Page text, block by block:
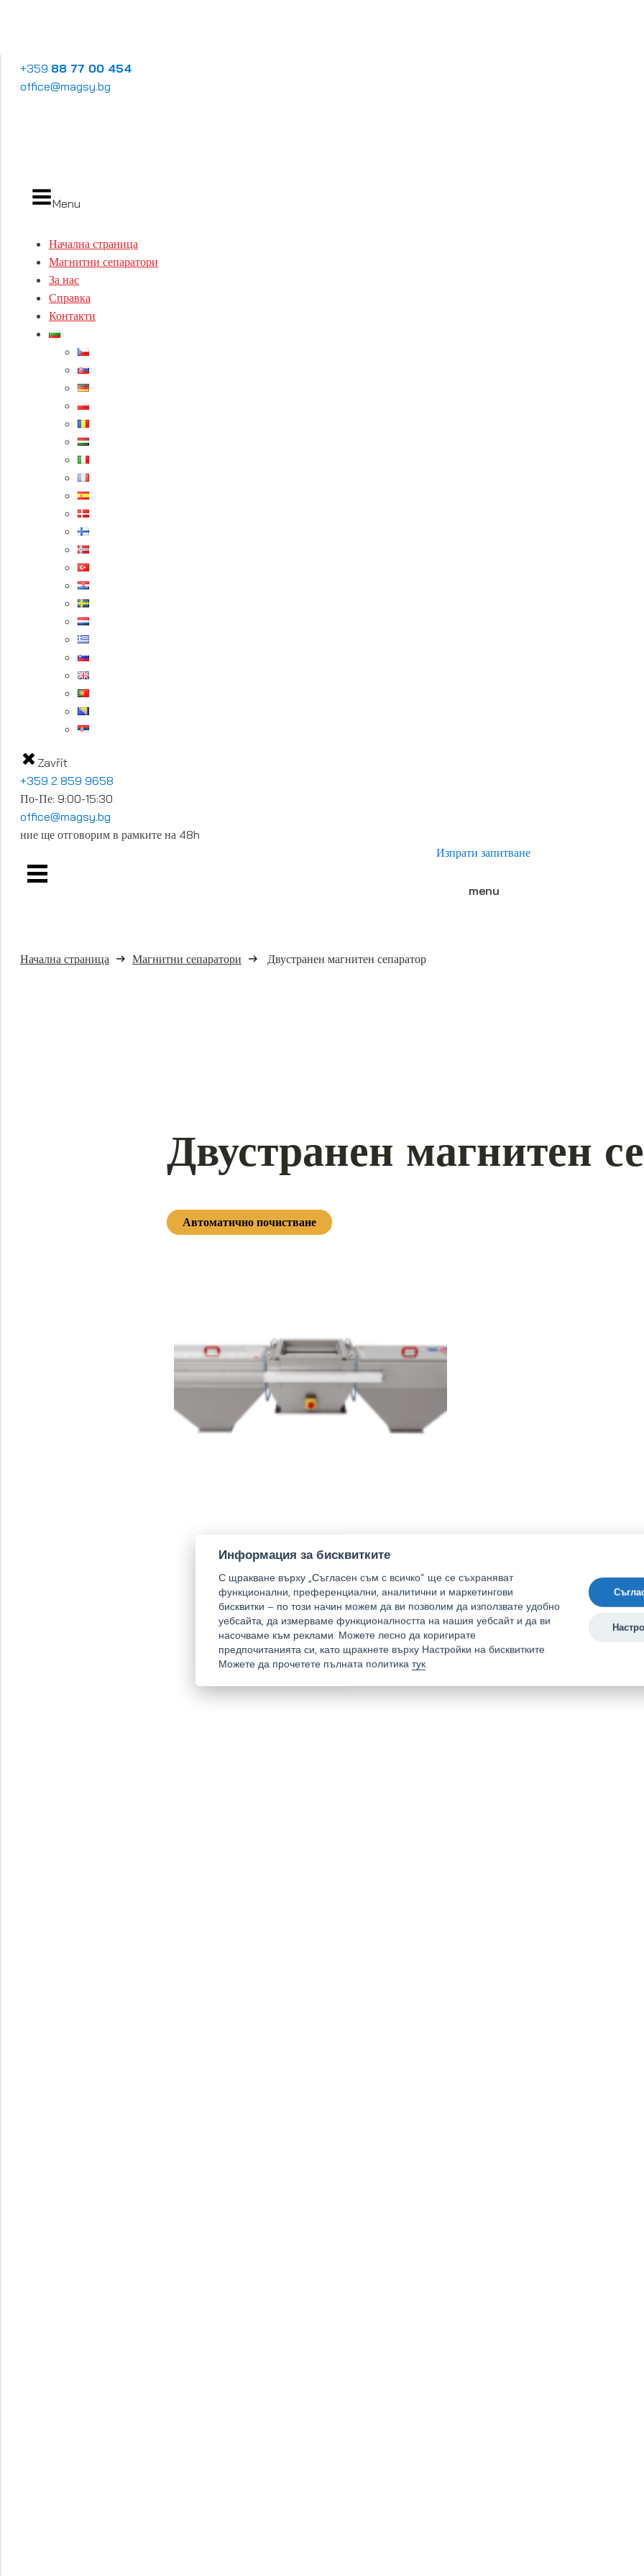
+359 88 77 00 454
office@magsy.bg
Menu
Начална страница
Магнитни сепаратори
За нас
Справка
Контакти
Zavřít
+359 2 859 9658
По-Пе: 9:00-15:30
office@magsy.bg
ние ще отговорим в рамките на 48h
Изпрати запитване
menu
Начална страница Магнитни сепаратори Двустранен магнитен сепаратор
Двустранен магнитен
Автоматично почистване
Информация за бисквитките
С щракване върху „Съгласен съм с всичко“ ще се съхраняват
функционални, преференциални, аналитични и маркетингови
бисквитки – по този начин можем да ви позволим да използвате удобно
уебсайта, да измерваме функционалността на нашия уебсайт и да ви
насочваме към реклами. Можете лесно да коригирате
предпочитанията си, като щракнете върху Настройки на бисквитките.
Можете да прочетете пълната политика тук.